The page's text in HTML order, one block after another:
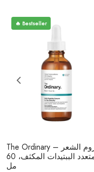
🔥 Bestseller
The Ordinary – سيروم الشعر
متعدد الببتيدات المكثف، 60
مل